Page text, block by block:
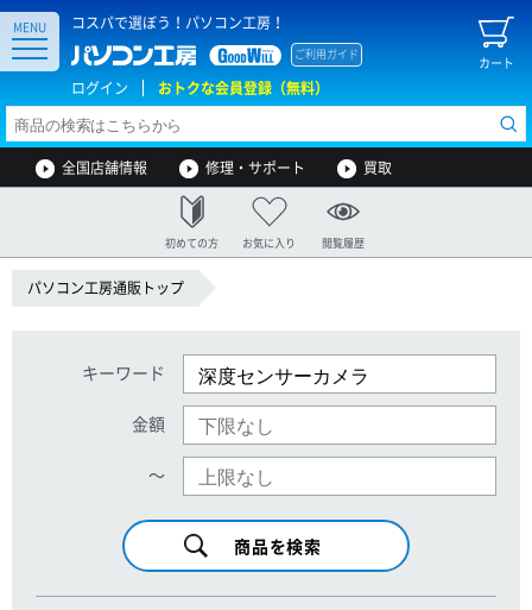
コスパで選ぼう！パソコン工房！
カート
ご利用ガイド
ログイン おトクな会員登録（無料）
MENU
全国店舗情報 修理・サポート 買取
初めての方 お気に入り 閲覧履歴
パソコン工房通販トップ
キーワード
金額
〜